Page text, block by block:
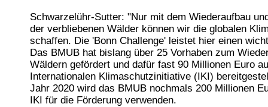
Schwarzelühr-Sutter: "Nur mit dem Wiederaufbau
der verbliebenen Wälder können wir die globalen
schaffen. Die 'Bonn Challenge' leistet hier einen
Das BMUB hat bislang über 25 Vorhaben zum
Wäldern gefördert und dafür fast 90 Millionen Euro
Internationalen Klimaschutzinitiative (IKI)
Jahr 2020 wird das BMUB nochmals 200 Millionen
IKI für die Förderung verwenden.